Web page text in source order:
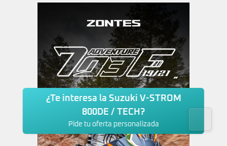
¿Te interesa la Suzuki V-STROM
800DE / TECH?
Pide tu oferta personalizada